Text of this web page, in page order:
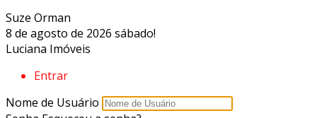
Suze Orman
8 de agosto de 2026 sábado!
Luciana Imóveis
Entrar
Nome de Usuário